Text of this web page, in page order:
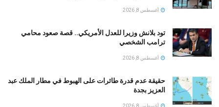
أغسطس 8, 2026
تود بلانش وزيرا للعدل الأمريكي.. قصة صعود محامي
ترامب الشخصي
أغسطس 8, 2026
حقيقة عدم قدرة طائرات على الهبوط في مطار الملك عبد
العزيز بجدة